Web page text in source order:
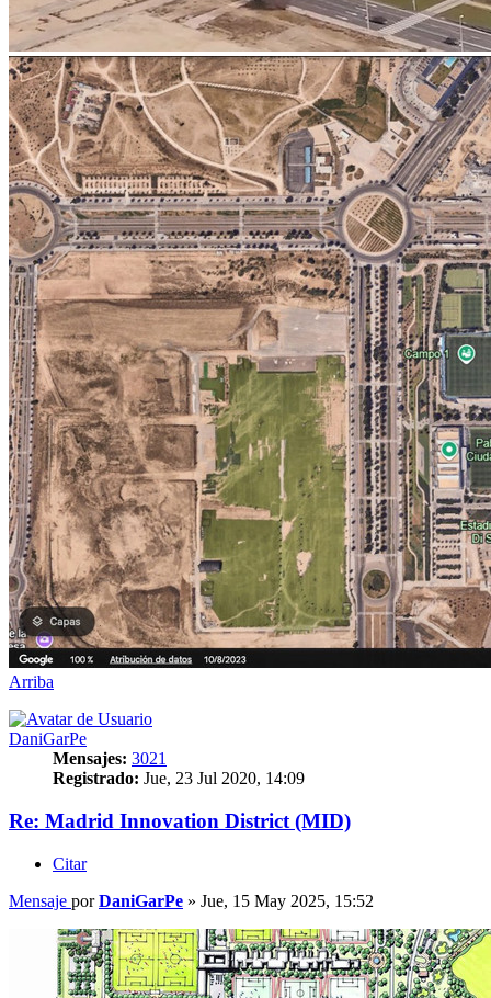
Arriba
DaniGarPe
Mensajes: 3021
Registrado: Jue, 23 Jul 2020, 14:09
Re: Madrid Innovation District (MID)
Citar
Mensaje porDaniGarPe » Jue, 15 May 2025, 15:52